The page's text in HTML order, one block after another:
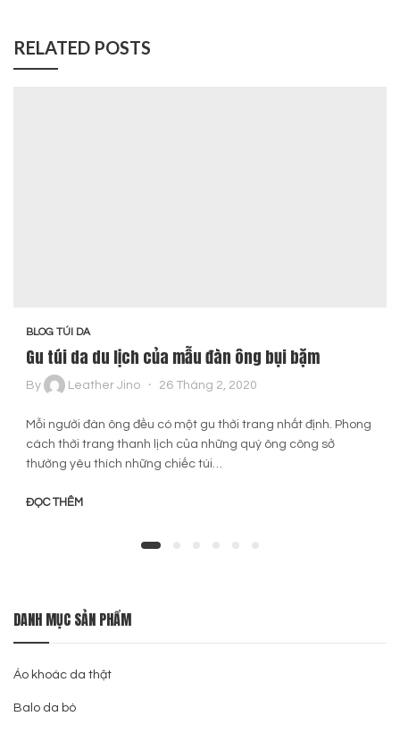
RELATED POSTS
BLOG TÚI DA
Gu túi da du lịch của mẫu đàn ông bụi bặm
By Leather Jino 26 Tháng 2, 2020
Mỗi người đàn ông đều có một gu thời trang nhất định. Phong
cách thời trang thanh lịch của những quý ông công sở
thường yêu thích những chiếc túi…
ĐỌC THÊM
DANH MỤC SẢN PHẨM
Áo khoác da thật
Balo da bò